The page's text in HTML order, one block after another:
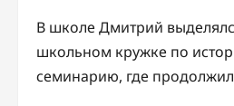
В школе Дмитрий
школьном кружке по
семинарию, где